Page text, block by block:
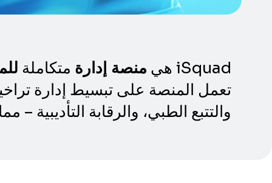
iSquad هي منصة إدارة متكاملة
تعمل المنصة على تبسيط إدارة
والتتبع الطبي، والرقابة التأديبية